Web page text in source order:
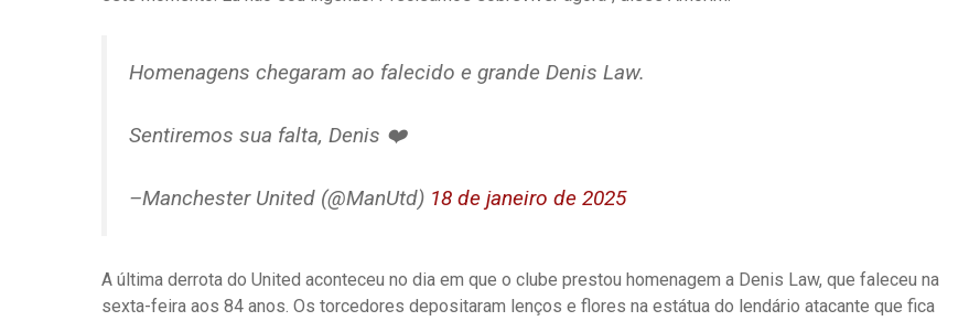
Homenagens chegaram ao falecido e grande Denis Law.
Sentiremos sua falta, Denis ❤️
–Manchester United (@ManUtd) 18 de janeiro de 2025
A última derrota do United aconteceu no dia em que o clube prestou homenagem a Denis Law, que faleceu na
sexta-feira aos 84 anos. Os torcedores depositaram lenços e flores na estátua do lendário atacante que fica